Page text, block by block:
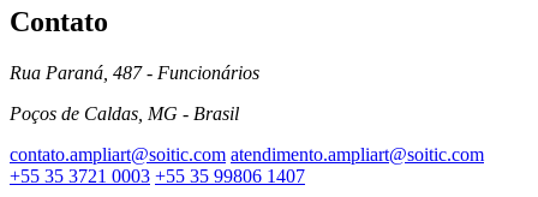
Contato
Rua Paraná, 487 - Funcionários
Poços de Caldas, MG - Brasil
contato.ampliart@soitic.com atendimento.ampliart@soitic.com
+55 35 3721 0003 +55 35 99806 1407